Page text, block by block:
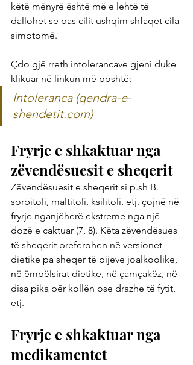
këtë mënyrë është më e lehtë të
dallohet se pas cilit ushqim shfaqet cila
simptomë.
Çdo gjë rreth intolerancave gjeni duke
klikuar në linkun më poshtë:
Intoleranca (qendra-e-
shendetit.com)
Fryrje e shkaktuar nga
zëvendësuesit e sheqerit
Zëvendësuesit e sheqerit si p.sh B.
sorbitoli, maltitoli, ksilitoli, etj. çojnë në
fryrje nganjëherë ekstreme nga një
dozë e caktuar (7, 8). Këta zëvendësues
të sheqerit preferohen në versionet
dietike pa sheqer të pijeve joalkoolike,
në ëmbëlsirat dietike, në çamçakëz, në
disa pika për kollën ose drazhe të fytit,
etj.
Fryrje e shkaktuar nga
medikamentet